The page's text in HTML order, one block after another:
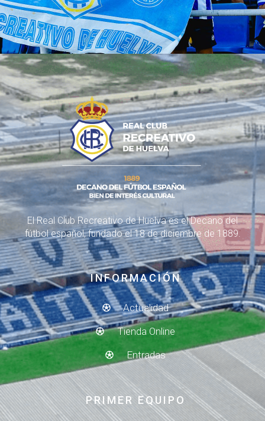
El Real Club Recreativo de Huelva es el Decano del
fútbol español, fundado el 18 de diciembre de 1889.
INFORMACIÓN
Actualidad
Tienda Online
Entradas
PRIMER EQUIPO